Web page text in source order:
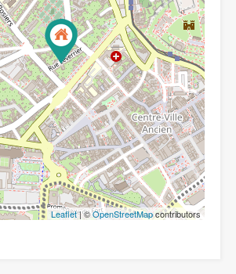
Leaflet| ©OpenStreetMapcontributors